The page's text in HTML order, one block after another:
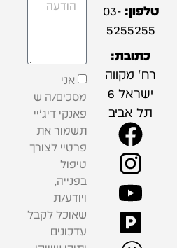
טלפון: 03-
5255255
כתובת:
רח' מקווה
ישראל 6
תל אביב
אני
מסכים/ה ש
פאנקי דיג'יי
תשמור את
פרטיי לצורך
טיפול
בפנייה,
ויודע/ת
שאוכל לקבל
עדכונים